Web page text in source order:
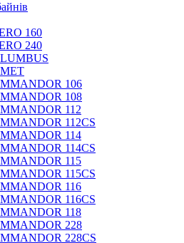
160
240
106
108
112
112CS
114
114CS
115
115CS
116
116CS
118
228
228CS